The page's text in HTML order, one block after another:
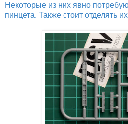
Некоторые из них явно
пинцета. Также стоит отделять